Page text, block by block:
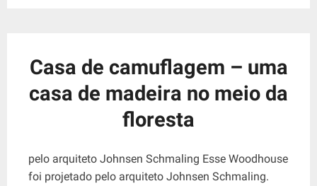
Casa de camuflagem – uma
casa de madeira no meio da
floresta
pelo arquiteto Johnsen Schmaling Esse Woodhouse
foi projetado pelo arquiteto Johnsen Schmaling.